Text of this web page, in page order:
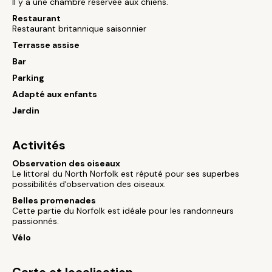
Restaurant
Restaurant britannique saisonnier
Terrasse assise
Bar
Parking
Adapté aux enfants
Jardin
Activités
Observation des oiseaux
Le littoral du North Norfolk est réputé pour ses superbes
possibilités d'observation des oiseaux.
Belles promenades
Cette partie du Norfolk est idéale pour les randonneurs
passionnés.
Vélo